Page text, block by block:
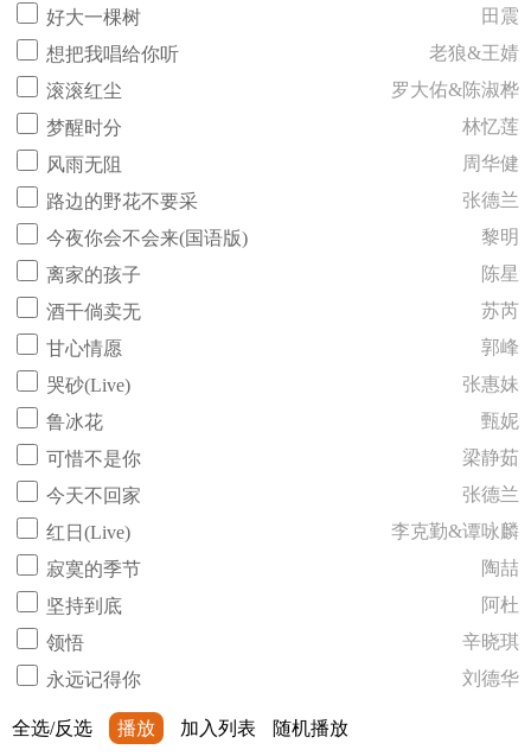
好大一棵树
田震
想把我唱给你听
老狼&王婧
滚滚红尘
罗大佑&陈淑桦
梦醒时分
林忆莲
风雨无阻
周华健
路边的野花不要采
张德兰
今夜你会不会来(国语版)
黎明
离家的孩子
陈星
酒干倘卖无
苏芮
甘心情愿
郭峰
哭砂(Live)
张惠妹
鲁冰花
甄妮
可惜不是你
梁静茹
今天不回家
张德兰
红日(Live)
李克勤&谭咏麟
寂寞的季节
陶喆
坚持到底
阿杜
领悟
辛晓琪
永远记得你
刘德华
全选/反选 播放 加入列表 随机播放